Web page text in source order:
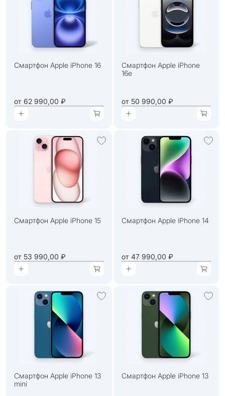
Смартфон Apple iPhone 16
от 62 990,00 ₽
Смартфон Apple iPhone
16e
от50 990,00 ₽
Смартфон Apple iPhone 15
от 53 990,00 ₽
Смартфон Apple iPhone 14
от47 990,00 ₽
Смартфон Apple iPhone 13
mini
Смартфон Apple iPhone 13